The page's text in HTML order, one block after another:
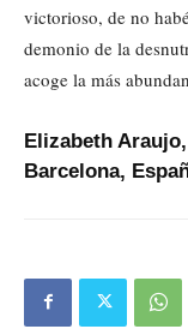
victorioso, de no
demonio de la
acoge la más
Elizabeth
Barcelona,